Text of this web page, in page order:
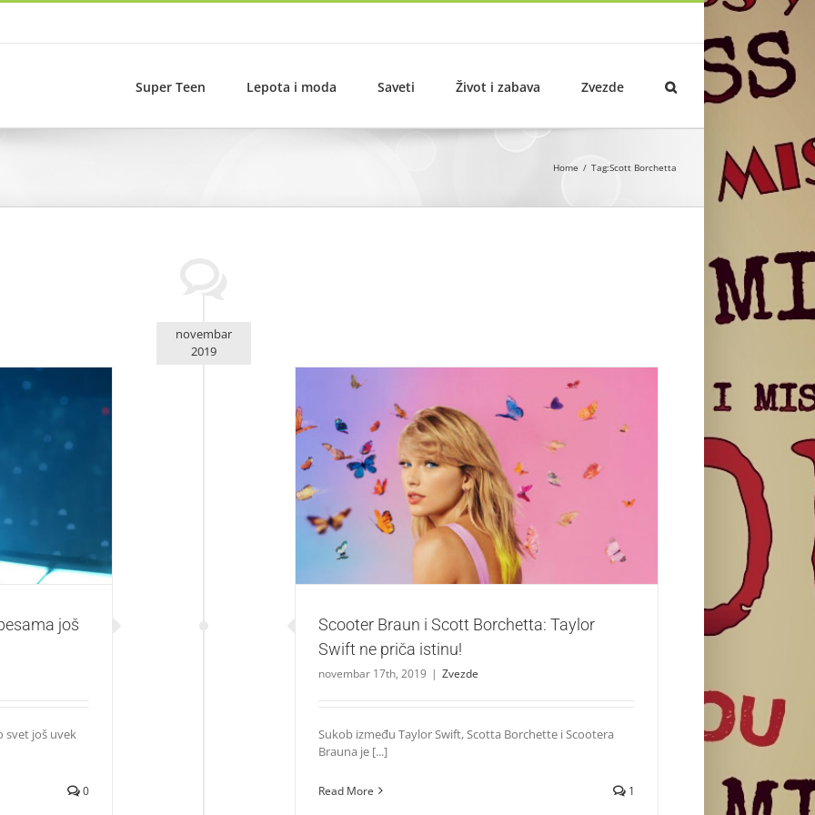
Super Teen Lepota i moda Saveti Život i zabava Zvezde
Home Tag:Scott Borchetta
novembar
2019
još traje!
još
svet još uvek
0
Scooter Braun i Scott Borchetta: Taylor Swift ne priča istinu!
Zvezde
Scooter Braun i Scott Borchetta: Taylor
Swift ne priča istinu!
novembar 17th, 2019 | Zvezde
Sukob između Taylor Swift, Scotta Borchette i Scootera
Brauna je [...]
Read More 1